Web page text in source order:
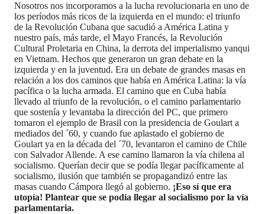
Nosotros nos incorporamos a la lucha revolucionaria en uno de
los períodos más ricos de la izquierda en el mundo: el triunfo
de la Revolución Cubana que sacudió a América Latina y
nuestro país, más tarde, el Mayo Francés, la Revolución
Cultural Proletaria en China, la derrota del imperialismo yanqui
en Vietnam. Hechos que generaron un gran debate en la
izquierda y en la juventud. Era un debate de grandes masas en
relación a los dos caminos que había en América Latina: la vía
pacífica o la lucha armada. El camino que en Cuba había
llevado al triunfo de la revolución, o el camino parlamentario
que sostenía y levantaba la dirección del PC, que primero
tomaron el ejemplo de Brasil con la presidencia de Goulart a
mediados del ´60, y cuando fue aplastado el gobierno de
Goulart ya en la década del ´70, levantaron el camino de Chile
con Salvador Allende. A ese camino llamaron la vía chilena al
socialismo. Querían decir que se podía llegar pacíficamente al
socialismo, ilusión que también se propagandizó entre las
masas cuando Cámpora llegó al gobierno. ¡Eso sí que era
utopía! Plantear que se podía llegar al socialismo por la vía
parlamentaria.